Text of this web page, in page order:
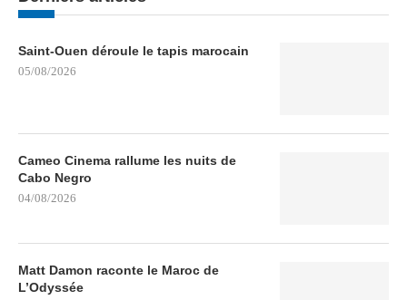
Saint-Ouen déroule le tapis marocain
05/08/2026
Cameo Cinema rallume les nuits de
Cabo Negro
04/08/2026
Matt Damon raconte le Maroc de
L’Odyssée